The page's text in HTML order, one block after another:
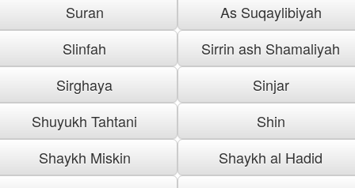
Suran
As Suqaylibiyah
Slinfah
Sirrin ash Shamaliyah
Sirghaya
Sinjar
Shuyukh Tahtani
Shin
Shaykh Miskin
Shaykh al Hadid